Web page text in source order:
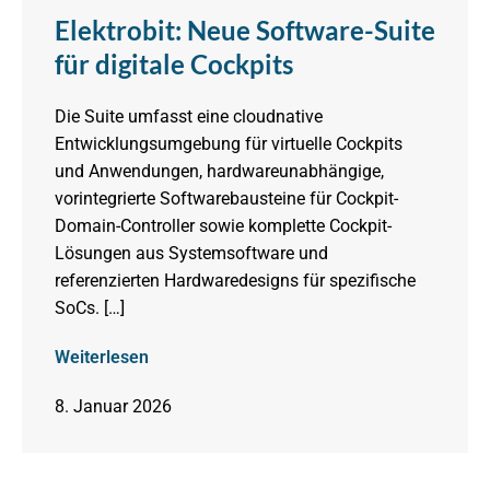
Elektrobit: Neue Software-Suite
für digitale Cockpits
Die Suite umfasst eine cloudnative
Entwicklungsumgebung für virtuelle Cockpits
und Anwendungen, hardwareunabhängige,
vorintegrierte Softwarebausteine für Cockpit-
Domain-Controller sowie komplette Cockpit-
Lösungen aus Systemsoftware und
referenzierten Hardwaredesigns für spezifische
SoCs. […]
Weiterlesen
8. Januar 2026